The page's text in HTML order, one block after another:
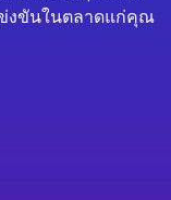
ข่งขันในตลาดแก่คุณ